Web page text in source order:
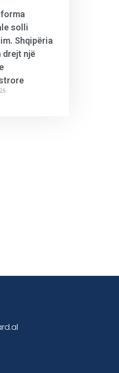
solli
Shqipëria
drejt një